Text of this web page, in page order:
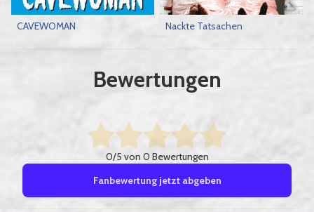
CAVEWOMAN Nackte Tatsachen
Bewertungen
0/5 von 0 Bewertungen
Fanbewertung jetzt abgeben